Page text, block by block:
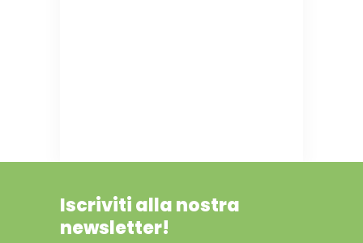
Iscriviti alla nostra
newsletter!